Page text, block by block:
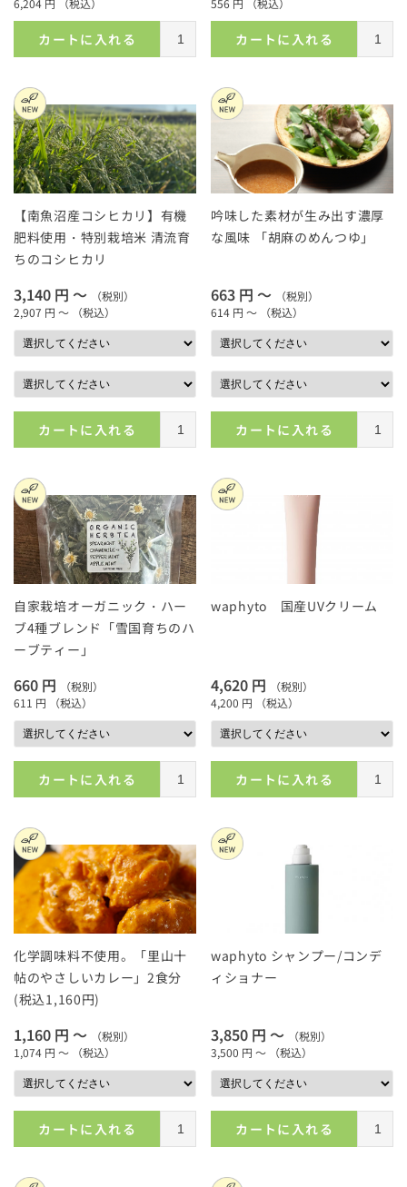
6,204 円
（税込）
カートに入れる
556 円
（税込）
カートに入れる
【南魚沼産コシヒカリ】有機
肥料使用・特別栽培米 清流育
ちのコシヒカリ
3,140 円 ～
（税別）
2,907 円 ～
（税込）
カートに入れる
吟味した素材が生み出す濃厚
な風味 「胡麻のめんつゆ」
663 円 ～
（税別）
614 円 ～
（税込）
カートに入れる
自家栽培オーガニック・ハー
ブ4種ブレンド「雪国育ちのハ
ーブティー」
660 円
（税別）
611 円
（税込）
カートに入れる
waphyto 国産UVクリーム
4,620 円
（税別）
4,200 円
（税込）
カートに入れる
化学調味料不使用。「里山十
帖のやさしいカレー」2食分
(税込1,160円)
1,160 円 ～
（税別）
1,074 円 ～
（税込）
カートに入れる
waphyto シャンプー/コンデ
ィショナー
3,850 円 ～
（税別）
3,500 円 ～
（税込）
カートに入れる